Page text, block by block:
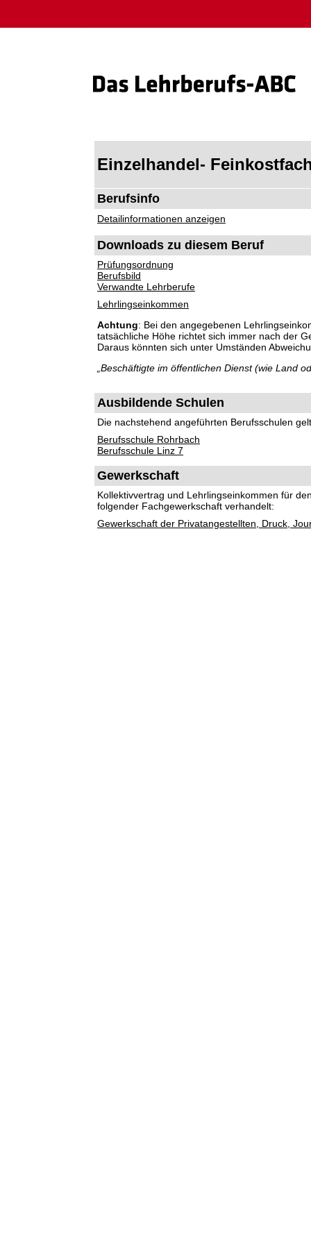
Einzelhandel-
Berufsinfo
Detailinformationen anzeigen
Downloads zu diesem Beruf
Prüfungsordnung
Berufsbild
Verwandte Lehrberufe
Lehrlingseinkommen
Achtung: Bei den angegebenen
tatsächliche Höhe richtet sich immer nach der
Daraus könnten sich unter Umständen
„Beschäftigte im öffentlichen Dienst (wie Land
Ausbildende Schulen
Die nachstehend angeführten Berufsschulen
Berufsschule Rohrbach
Berufsschule Linz 7
Gewerkschaft
Kollektivvertrag und Lehrlingseinkommen für
folgender Fachgewerkschaft verhandelt:
Gewerkschaft der Privatangestellten, Druck,